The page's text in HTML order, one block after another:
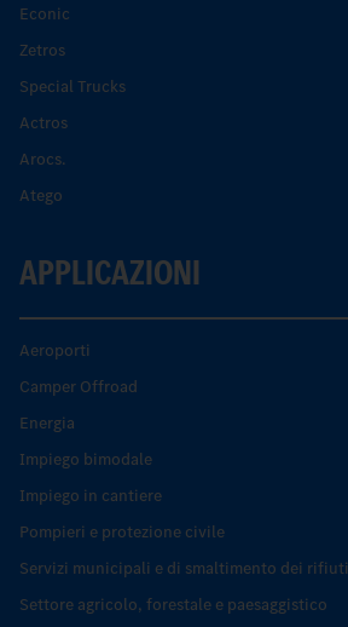
Econic
Zetros
Special Trucks
Actros
Arocs.
Atego
APPLICAZIONI
Aeroporti
Camper Offroad
Energia
Impiego bimodale
Impiego in cantiere
Pompieri e protezione civile
Servizi municipali e di smaltimento dei rifiuti
Settore agricolo, forestale e paesaggistico